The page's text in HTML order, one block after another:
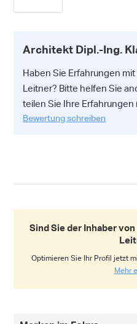
Architekt Dipl.-Ing.
Haben Sie Erfahrungen
Leitner? Bitte helfen Sie
teilen Sie Ihre
Bewertung schreiben
Sind Sie der Inhaber
Optimieren Sie Ihr Profil jetzt
Mehr